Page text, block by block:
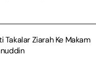
Takalar Ziarah Ke Makam